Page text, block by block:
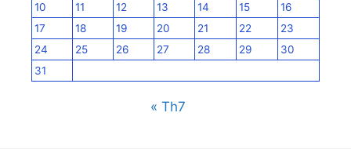
10
11 12 13 14 15
16
17
18 19 20 21 22
23
24
25 26 27 28 29
30
31
« Th7